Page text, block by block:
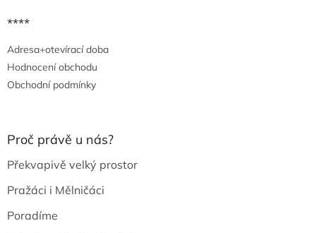
****
Adresa+otevírací doba
Hodnocení obchodu
Obchodní podmínky
Proč právě u nás?
Překvapivě velký prostor
Pražáci i Mělničáci
Poradíme